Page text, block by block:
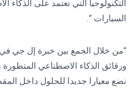
التكنولوجيا التي تعتمد على الذكاء
السيارات “.
“من خلال الجمع بين خبرة إل جي
نضع معيارا جديدا للحلول داخل